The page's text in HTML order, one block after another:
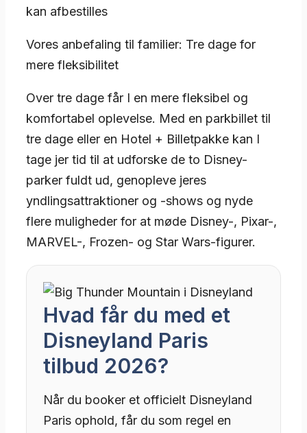
kan afbestilles
Vores anbefaling til familier: Tre dage for
mere fleksibilitet
Over tre dage får I en mere fleksibel og
komfortabel oplevelse. Med en parkbillet til
tre dage eller en Hotel + Billetpakke kan I
tage jer tid til at udforske de to Disney-
parker fuldt ud, genopleve jeres
yndlingsattraktioner og -shows og nyde
flere muligheder for at møde Disney-, Pixar-,
MARVEL-, Frozen- og Star Wars-figurer.
Hvad får du med et
Disneyland Paris
tilbud 2026?
Når du booker et officielt Disneyland
Paris ophold, får du som regel en